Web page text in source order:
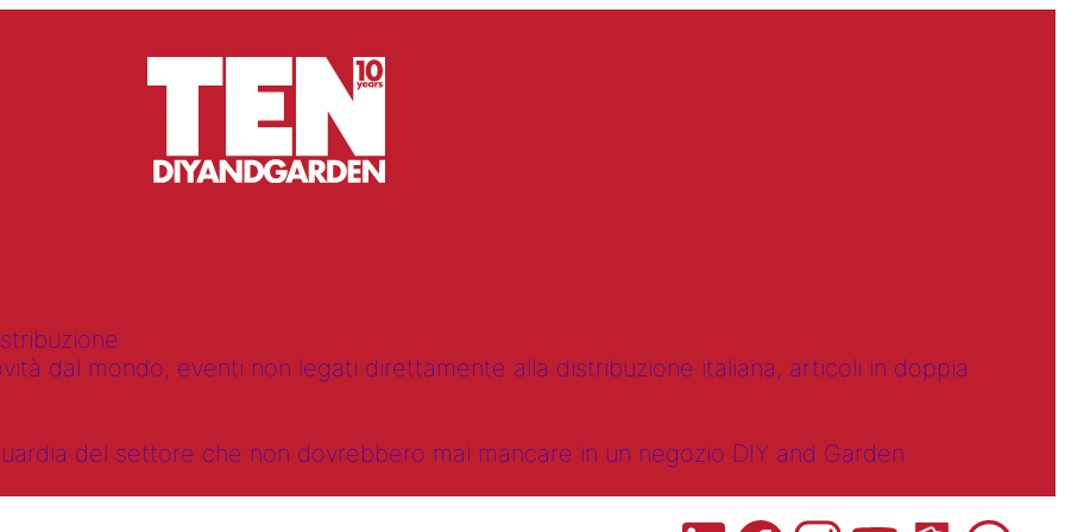
dal mondo, eventi non legati direttamente alla distribuzione italiana, articoli in doppia
del settore che non dovrebbero mai mancare in un negozio DIY and Garden